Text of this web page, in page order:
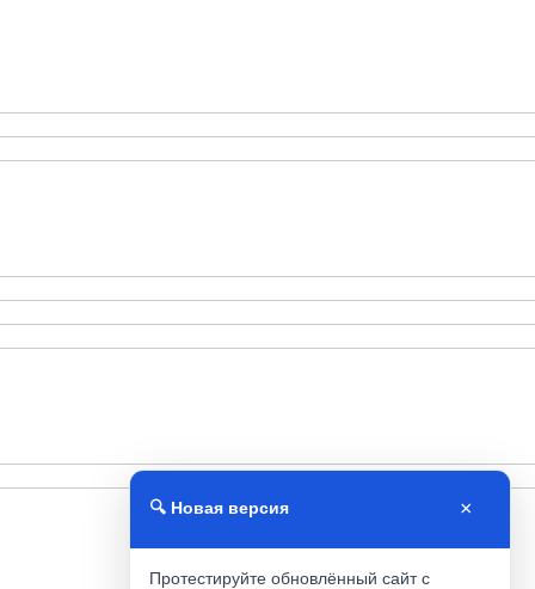
🔍 Новая версия ×
Протестируйте обновлённый сайт с